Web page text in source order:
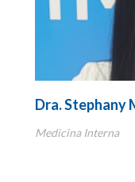
Dra. Stephany
Medicina Interna